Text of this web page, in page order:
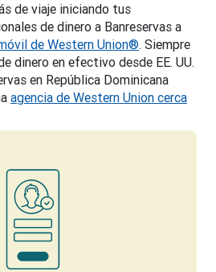
de viaje iniciando tus
de dinero a Banreservas a
de Western Union®. Siempre
dinero en efectivo desde EE. UU.
en República Dominicana
agencia de Western Union cerca